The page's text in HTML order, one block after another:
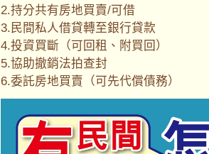
2.持分共有房地買賣/可借
3.民間私人借貸轉至銀行貸款
4.投資買斷（可回租、附買回）
5.協助撤銷法拍查封
6.委託房地買賣（可先代償債務）